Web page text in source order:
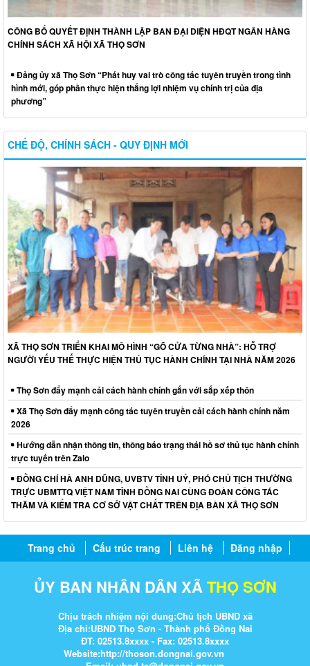
CÔNG BỐ QUYẾT ĐỊNH THÀNH LẬP BAN ĐẠI DIỆN HĐQT NGÂN HÀNG
CHÍNH SÁCH XÃ HỘI XÃ THỌ SƠN
Đảng ủy xã Thọ Sơn “Phát huy vai trò công tác tuyên truyền trong tình
hình mới, góp phần thực hiện thắng lợi nhiệm vụ chính trị của địa
phương”
CHẾ ĐỘ, CHÍNH SÁCH - QUY ĐỊNH MỚI
XÃ THỌ SƠN TRIỂN KHAI MÔ HÌNH “GÕ CỬA TỪNG NHÀ”: HỖ TRỢ
NGƯỜI YẾU THẾ THỰC HIỆN THỦ TỤC HÀNH CHÍNH TẠI NHÀ NĂM 2026
Thọ Sơn đẩy mạnh cải cách hành chính gắn với sắp xếp thôn
Xã Thọ Sơn đẩy mạnh công tác tuyên truyền cải cách hành chính năm
2026
Hướng dẫn nhận thông tin, thông báo trạng thái hồ sơ thủ tục hành chính
trực tuyến trên Zalo
ĐỒNG CHÍ HÀ ANH DŨNG, UVBTV TỈNH UỶ, PHÓ CHỦ TỊCH THƯỜNG
TRỰC UBMTTQ VIỆT NAM TỈNH ĐỒNG NAI CÙNG ĐOÀN CÔNG TÁC
THĂM VÀ KIỂM TRA CƠ SỞ VẬT CHẤT TRÊN ĐỊA BÀN XÃ THỌ SƠN
Trang chủ Cấu trúc trang Liên hệ Đăng nhập
ỦY BAN NHÂN DÂN XÃTHỌ SƠN
Chịu trách nhiệm nội dung:Chủ tịch UBND xã
Địa chỉ:UBND Thọ Sơn - Thành phố Đồng Nai
ĐT: 02513.8xxxx - Fax: 02513.8xxxx
Website:http://thoson.dongnai.gov.vn